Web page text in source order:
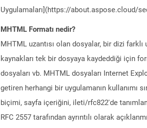
Uygulamaları](https://about.aspose.cloud/
MHTML Formatı nedir?
MHTML uzantısı olan dosyalar, bir dizi
kaynakları tek bir dosyaya kaydeddiği için
dosyaları vb. MHTML dosyaları Internet
getiren herhangi bir uygulamanın kullanımı
biçimi, sayfa içeriğini, ileti/rfc822'de
RFC 2557 tarafından ayrıntılı olarak